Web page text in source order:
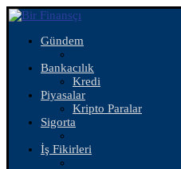
Gündem
Bankacılık
Kredi
Piyasalar
Kripto Paralar
Sigorta
İş Fikirleri